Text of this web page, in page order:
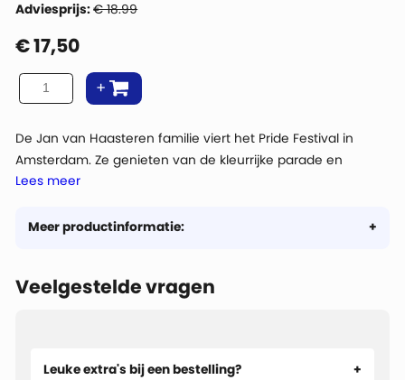
Meer productinformatie:
De Jan van Haasteren familie viert het Pride Festival in
Amsterdam. Ze genieten van de kleurrijke parade en
sommige familieleden zijn zelfs aanwezig! Wat een manier
Lees meer
Adviesprijs:€ 18.99
€17,50
Veelgestelde vragen
Leuke extra's bij een bestelling?